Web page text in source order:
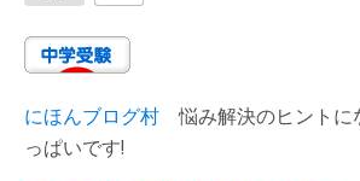
にほんブログ村 悩み解決のヒントに
っぱいです!